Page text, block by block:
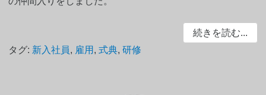
続きを読む...
タグ: 新入社員, 雇用 ,式典,研修